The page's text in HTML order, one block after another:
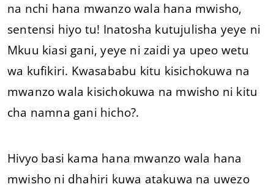
na nchi hana mwanzo wala hana mwisho,
sentensi hiyo tu! Inatosha kutujulisha yeye ni
Mkuu kiasi gani, yeye ni zaidi ya upeo wetu
wa kufikiri. Kwasababu kitu kisichokuwa na
mwanzo wala kisichokuwa na mwisho ni kitu
cha namna gani hicho?.
Hivyo basi kama hana mwanzo wala hana
mwisho ni dhahiri kuwa atakuwa na uwezo